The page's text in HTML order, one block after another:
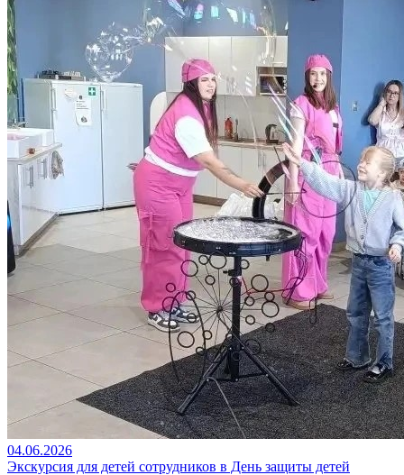
04.06.2026
Экскурсия для детей сотрудников в День защиты детей